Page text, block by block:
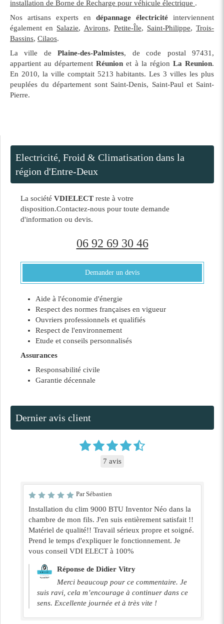
installation de Borne de Recharge pour véhicule électrique .
Nos artisans experts en dépannage électricité interviennent
également en Salazie, Avirons, Petite-Île, Saint-Philippe,Trois-
Bassins, Cilaos.
La ville dePlaine-des-Palmistes, de code postal 97431,
appartient au départementRéunion et à la région La Reunion.
En 2010, la ville comptait 5213 habitants. Les 3 villes les plus
peuplées du département sont Saint-Denis, Saint-Paul et Saint-
Pierre.
Electricité, Froid & Climatisation dans la
région d'Entre-Deux
La société VDIELECT reste à votre
disposition.Contactez-nous pour toute demande
d'information ou devis.
06 92 69 30 46
Demander un devis
Aide à l'économie d'énergie
Respect des normes françaises en vigueur
Ouvriers professionnels et qualifiés
Respect de l'environnement
Etude et conseils personnalisés
Assurances
Responsabilité civile
Garantie décennale
Dernier avis client
7 avis
Par Sébastien
Installation du clim 9000 BTU Inventor Néo dans la
chambre de mon fils. J'en suis entièrement satisfait !!
Matériel de qualité!! Travail sérieux propre et soigné.
Prend le temps d'expliquer le fonctionnement. Je
vous conseil VDI ELECT à 100%
Réponse de Didier Vitry
Merci beaucoup pour ce commentaire. Je
suis ravi, cela m’encourage à continuer dans ce
sens. Excellente journée et à très vite !